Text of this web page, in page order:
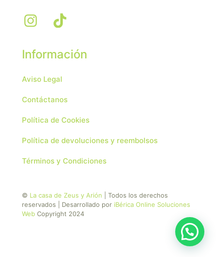
Información
Aviso Legal
Contáctanos
Política de Cookies
Política de devoluciones y reembolsos
Términos y Condiciones
© La casa de Zeus y Arión | Todos los derechos
reservados | Desarrollado por iBérica Online Soluciones
Web Copyright 2024